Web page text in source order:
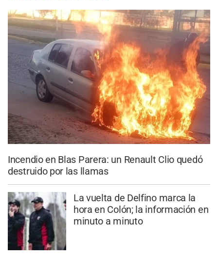
Incendio en Blas Parera: un Renault Clio quedó
destruido por las llamas
La vuelta de Delfino marca la
hora en Colón; la información en
minuto a minuto